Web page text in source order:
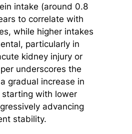
intake (around 0.8
to correlate with
while higher intakes
particularly in
kidney injury or
underscores the
gradual increase in
with lower
advancing
stability.